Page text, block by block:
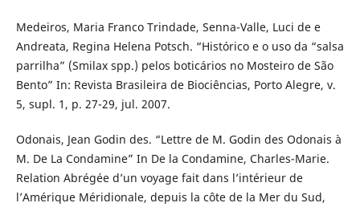
Medeiros, Maria Franco Trindade, Senna-Valle, Luci de e
Andreata, Regina Helena Potsch. “Histórico e o uso da “salsa
parrilha” (Smilax spp.) pelos boticários no Mosteiro de São
Bento” In: Revista Brasileira de Biociências, Porto Alegre, v.
5, supl. 1, p. 27-29, jul. 2007.
Odonais, Jean Godin des. “Lettre de M. Godin des Odonais à
M. De La Condamine” In De la Condamine, Charles-Marie.
Relation Abrégée d’un voyage fait dans l’intérieur de
l’Amérique Méridionale, depuis la côte de la Mer du Sud,